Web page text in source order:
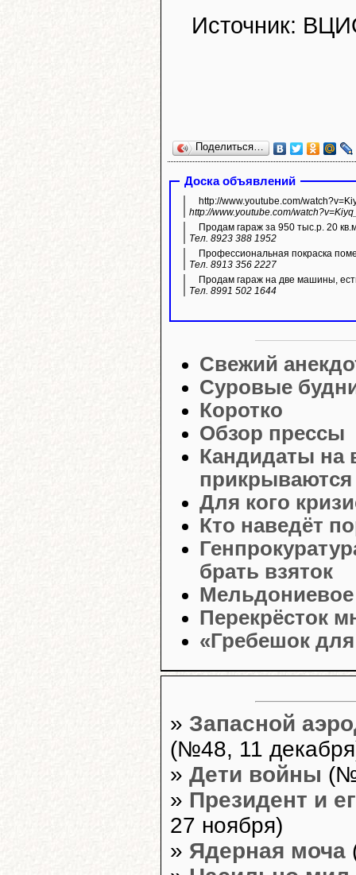
Источник:
Поделиться…
Доска объявлений
http://www.youtube.com/
http://www.youtube.com/
Продам гараж за 950 тыс.р. 20
Тел. 8923 388 1952
Профессиональная покраска
Тел. 8913 356 2227
Продам гараж на две машины,
Тел. 8991 502 1644
Свежий
Суровые
Коротко
Обзор прессы
Кандидаты на
прикрываются
Для кого
Кто наведёт
брать взяток
Мельдониевое
Перекрёсток
«Гребешок
» Запасной
(№48, 11
» Дети войны
» Президент и
27 ноября)
» Ядерная моча